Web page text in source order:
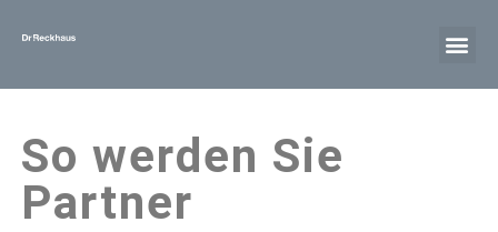
So werden Sie
Partner